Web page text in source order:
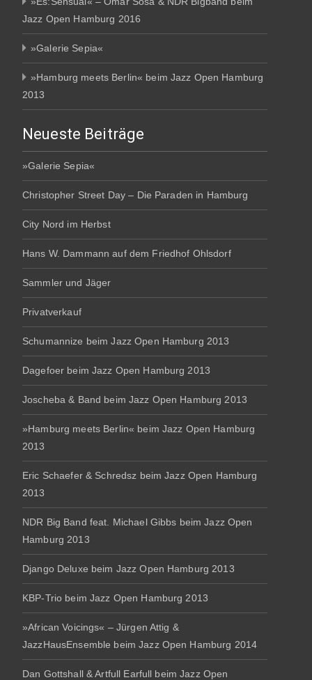
Jazz Open Hamburg 2016
»Galerie Sepia«
»Hamburg meets Berlin« beim Jazz Open Hamburg
2013
Neueste Beiträge
»Galerie Sepia«
Christopher Street Day – Die Paraden in Hamburg
City Nord im Herbst
Hans W. Dammann auf dem Friedhof Ohlsdorf
Sammler und Jäger
Privatverkauf
Schumannize beim Jazz Open Hamburg 2013
Dagefoer beim Jazz Open Hamburg 2013
Joscheba & Band beim Jazz Open Hamburg 2013
»Hamburg meets Berlin« beim Jazz Open Hamburg
2013
Eric Schaefer & Schredsz beim Jazz Open Hamburg
2013
NDR Big Band feat. Michael Gibbs beim Jazz Open
Hamburg 2013
Django Deluxe beim Jazz Open Hamburg 2013
KBP-Trio beim Jazz Open Hamburg 2013
»African Voicings« – Jürgen Attig &
JazzHausEnsemble beim Jazz Open Hamburg 2014
Dan Gottshall & Artfull Earfull beim Jazz Open